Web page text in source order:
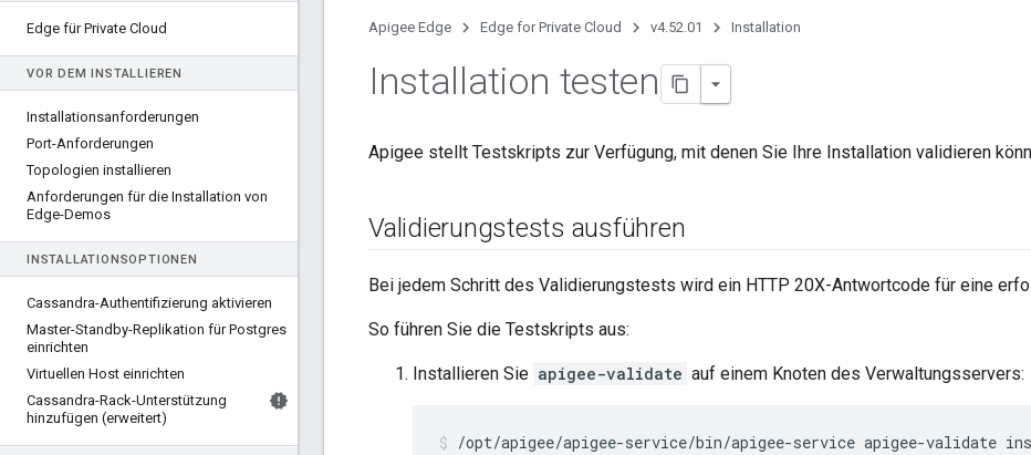
Edge für Private Cloud
VOR DEM INSTALLIEREN
Installationsanforderungen
Port-Anforderungen
Topologien installieren
Anforderungen für die Installation von
Edge-Demos
INSTALLATIONSOPTIONEN
Cassandra-Authentifizierung aktivieren
Master-Standby-Replikation für Postgres
einrichten
Virtuellen Host einrichten
Cassandra-Rack-Unterstützung
hinzufügen (erweitert)
Apigee Edge Edge for Private Cloud v4.52.01 Installation
Installation testen
Apigee stellt Testskripts zur Verfügung, mit denen Sie Ihre Installation validieren
Validierungstests ausführen
Bei jedem Schritt des Validierungstests wird ein HTTP 20X-Antwortcode für eine
So führen Sie die Testskripts aus:
Installieren Sie apigee-validate auf einem Knoten des Verwaltungsservers:
/opt/apigee/apigee-service/bin/apigee-service apigee-validate